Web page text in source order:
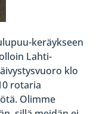
keräykseen
Lahti-
klo
rotaria
Olimme